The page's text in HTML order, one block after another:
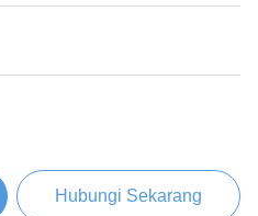
Hubungi Sekarang